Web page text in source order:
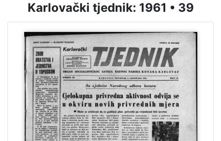
Karlovački tjednik: 1961 • 39